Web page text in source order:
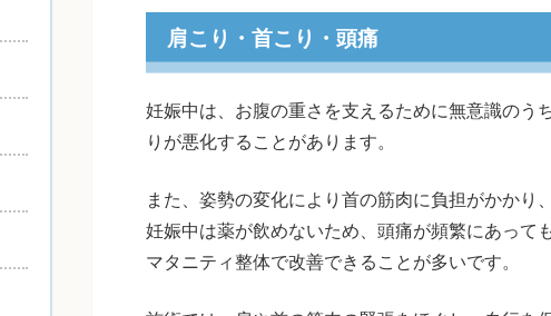
肩こり・首こり・頭痛
妊娠中は、お腹の重さを支えるために無意識のう
りが悪化することがあります。
また、姿勢の変化により首の筋肉に負担がかかり
妊娠中は薬が飲めないため、頭痛が頻繁にあって
マタニティ整体で改善できることが多いです。